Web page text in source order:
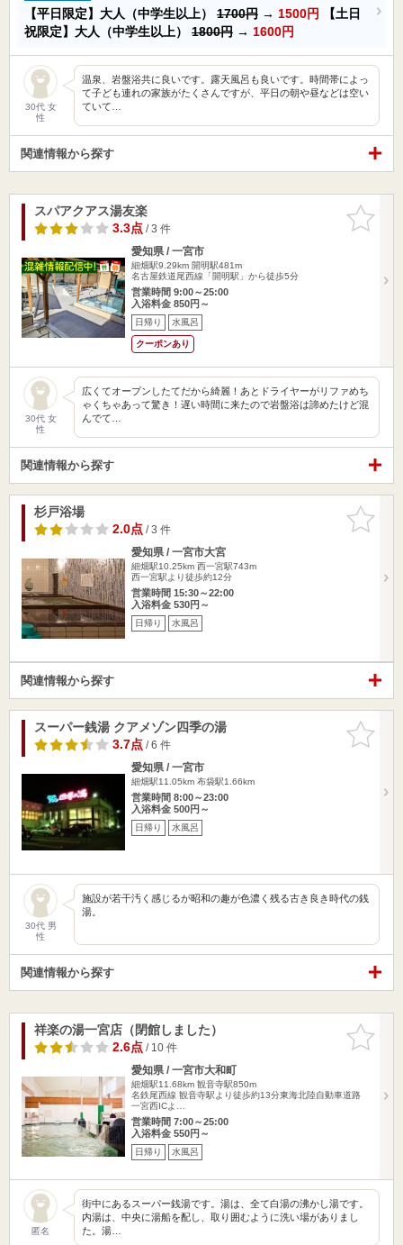
【平日限定】大人（中学生以上） 1700円 → 1500円
【土日
祝限定】大人（中学生以上） 1800円 → 1600円
30代 女
性
温泉、岩盤浴共に良いです。露天風呂も良いです。時間帯によっ
て子ども連れの家族がたくさんですが、平日の朝や昼などは空い
ていて…
関連情報から探す
お気に入
りに追加
スパアクアス湯友楽
3.3点/ 3 件
愛知県 / 一宮市
細畑駅9.29km 開明駅481m
名古屋鉄道尾西線「開明駅」から徒歩5分
営業時間 9:00～25:00
入浴料金 850円～
日帰り 水風呂
クーポンあり
30代 女
性
広くてオープンしたてだから綺麗！あとドライヤーがリファめち
ゃくちゃあって驚き！遅い時間に来たので岩盤浴は諦めたけど混
んでて…
関連情報から探す
お気に入
りに追加
杉戸浴場
2.0点/ 3 件
愛知県 / 一宮市大宮
細畑駅10.25km 西一宮駅743m
西一宮駅より徒歩約12分
営業時間 15:30～22:00
入浴料金 530円～
日帰り 水風呂
関連情報から探す
お気に入
りに追加
スーパー銭湯 クアメゾン四季の湯
3.7点/ 6 件
愛知県 / 一宮市
細畑駅11.05km 布袋駅1.66km
営業時間 8:00～23:00
入浴料金 500円～
日帰り 水風呂
30代 男
性
施設が若干汚く感じるが昭和の趣が色濃く残る古き良き時代の銭
湯。
関連情報から探す
お気に入
りに追加
祥楽の湯一宮店（閉館しました）
2.6点/ 10 件
愛知県 / 一宮市大和町
細畑駅11.68km 観音寺駅850m
名鉄尾西線 観音寺駅より徒歩約13分東海北陸自動車道路
一宮西ICよ…
営業時間 7:00～25:00
入浴料金 550円～
日帰り 水風呂
匿名
街中にあるスーパー銭湯です。湯は、全て白湯の沸かし湯です。
内湯は、中央に湯船を配し、取り囲むように洗い場がありまし
た。湯…